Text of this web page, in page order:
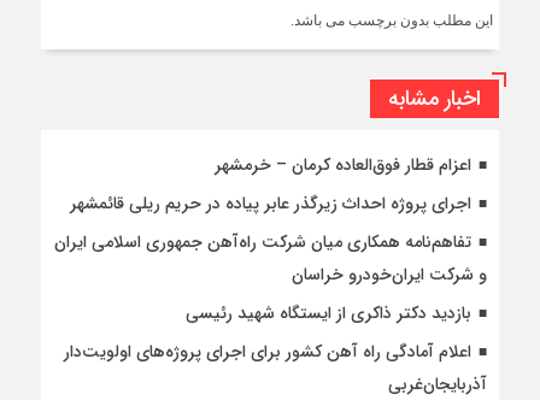
این مطلب بدون برچسب می باشد.
اخبار مشابه
اعزام قطار فوق‌العاده کرمان – خرمشهر
اجرای پروژه احداث زیرگذر عابر پیاده در حریم ریلی قائمشهر
تفاهم‌نامه همکاری میان شرکت راه‌آهن جمهوری اسلامی ایران
و شرکت ایران‌خودرو خراسان
بازدید دکتر ذاکری از ایستگاه شهید رئیسی
اعلام آمادگی راه آهن کشور برای اجرای پروژه‌های اولویت‌دار
آذربایجان‌غربی